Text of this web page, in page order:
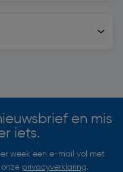
en mis
iets.
week een e-mail vol met
privacyverklaring.